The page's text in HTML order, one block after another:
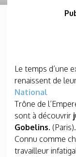
Le temps d’une
renaissent de
National
Trône de
sont à découvrir
Gobelins. (Paris).
Connu comme
travailleur